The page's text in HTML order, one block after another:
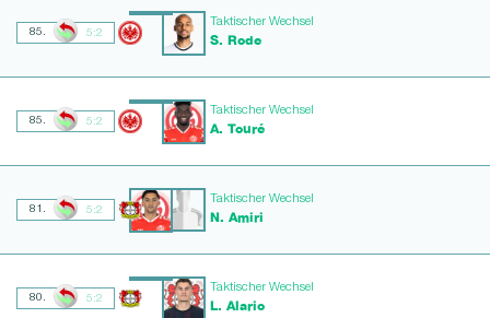
85. 5:2
Taktischer Wechsel
S. Rode
85. 5:2
Taktischer Wechsel
A. Touré
81. 5:2
Taktischer Wechsel
N. Amiri
80. 5:2
Taktischer Wechsel
L. Alario